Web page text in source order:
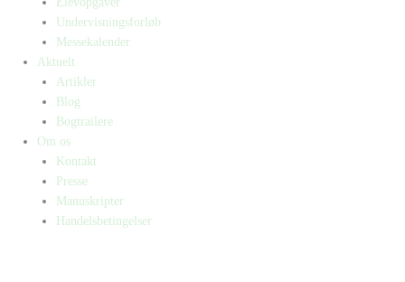
Undervisningsforløb
Messekalender
Aktuelt
Artikler
Blog
Bogtrailere
Om os
Kontakt
Presse
Manuskripter
Handelsbetingelser